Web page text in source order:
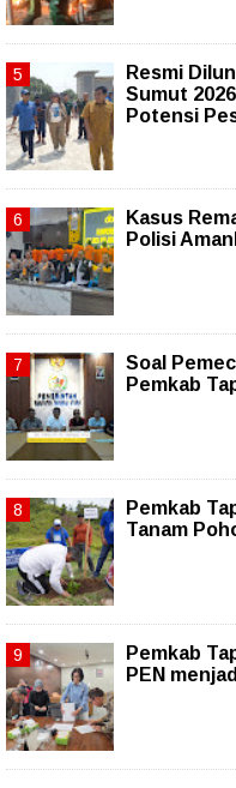
Resmi
Sumut
Potensi
Kasus
Polisi
Soal
Pemkab
Pemkab
Tanam
Pemkab
PEN